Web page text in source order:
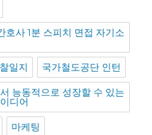
호사 1분 스피치 면접 자기소
일지 국가철도공단 인턴
능동적으로 성장할 수 있는
디어
마케팅